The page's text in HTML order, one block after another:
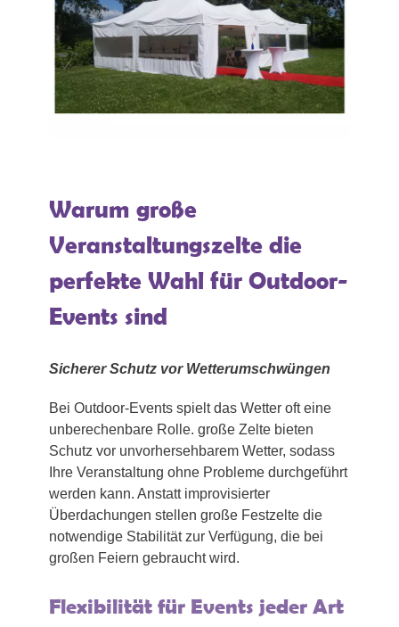
Warum große
Veranstaltungszelte die
perfekte Wahl für Outdoor-
Events sind
Sicherer Schutz vor Wetterumschwüngen
Bei Outdoor-Events spielt das Wetter oft eine
unberechenbare Rolle. große Zelte bieten
Schutz vor unvorhersehbarem Wetter, sodass
Ihre Veranstaltung ohne Probleme durchgeführt
werden kann. Anstatt improvisierter
Überdachungen stellen große Festzelte die
notwendige Stabilität zur Verfügung, die bei
großen Feiern gebraucht wird.
Flexibilität für Events jeder Art